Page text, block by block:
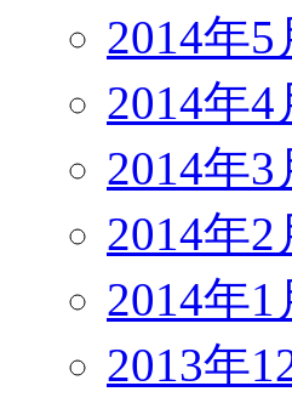
2014年5
2014年4
2014年3
2014年2
2014年1
2013年